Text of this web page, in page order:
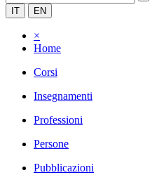
IT EN
×
Home
Corsi
Insegnamenti
Professioni
Persone
Pubblicazioni